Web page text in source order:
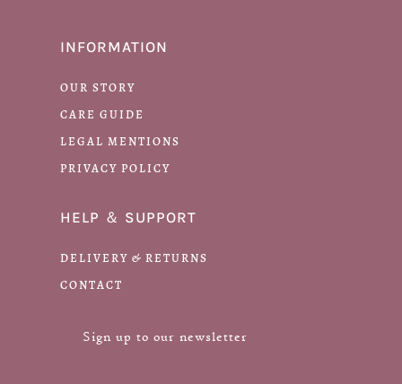
INFORMATION
OUR STORY
CARE GUIDE
LEGAL MENTIONS
PRIVACY POLICY
HELP ＆ SUPPORT
DELIVERY & RETURNS
CONTACT
Sign up to our newsletter